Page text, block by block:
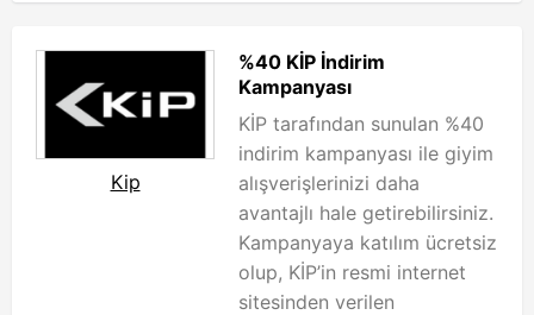
Kip
%40 KİP İndirim
Kampanyası
KİP tarafından sunulan %40
indirim kampanyası ile giyim
alışverişlerinizi daha
avantajlı hale getirebilirsiniz.
Kampanyaya katılım ücretsiz
olup, KİP’in resmi internet
sitesinden verilen